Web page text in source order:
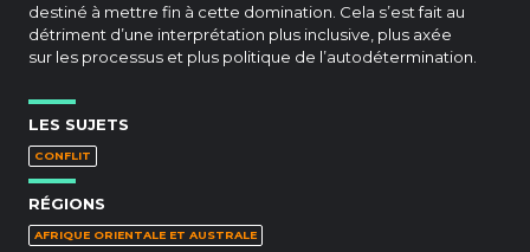
destiné à mettre fin à cette domination. Cela s’est fait au
détriment d’une interprétation plus inclusive, plus axée
sur les processus et plus politique de l’autodétermination.
LES SUJETS
CONFLIT
RÉGIONS
AFRIQUE ORIENTALE ET AUSTRALE